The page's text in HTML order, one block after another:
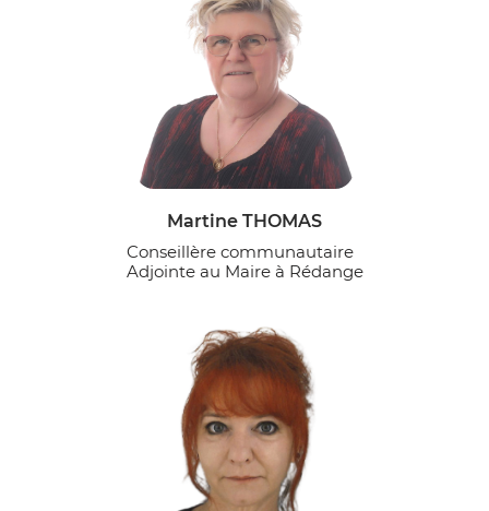
Martine THOMAS
Conseillère communautaire
Adjointe au Maire à Rédange